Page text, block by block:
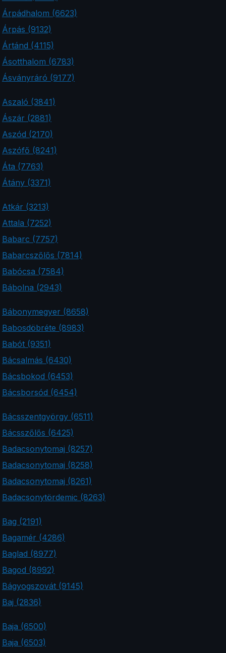
Árpádhalom (6623)
Árpás (9132)
Ártánd (4115)
Ásotthalom (6783)
Ásványráró (9177)
Aszaló (3841)
Ászár (2881)
Aszód (2170)
Aszófő (8241)
Áta (7763)
Átány (3371)
Atkár (3213)
Attala (7252)
Babarc (7757)
Babarcszőlős (7814)
Babócsa (7584)
Bábolna (2943)
Bábonymegyer (8658)
Babosdöbréte (8983)
Babót (9351)
Bácsalmás (6430)
Bácsbokod (6453)
Bácsborsód (6454)
Bácsszentgyörgy (6511)
Bácsszőlős (6425)
Badacsonytomaj (8257)
Badacsonytomaj (8258)
Badacsonytomaj (8261)
Badacsonytördemic (8263)
Bag (2191)
Bagamér (4286)
Baglad (8977)
Bagod (8992)
Bágyogszovát (9145)
Baj (2836)
Baja (6500)
Baja (6503)